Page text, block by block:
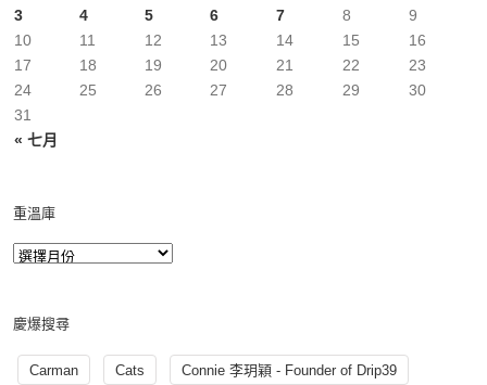
« 七月
3
4 5 6 7 8
9
10
11 12 13 14 15
16
17
18 19 20 21 22
23
24
25 26 27 28 29
30
31
重溫庫
慶爆搜尋
Carman Cats Connie 李玥穎 - Founder of Drip39